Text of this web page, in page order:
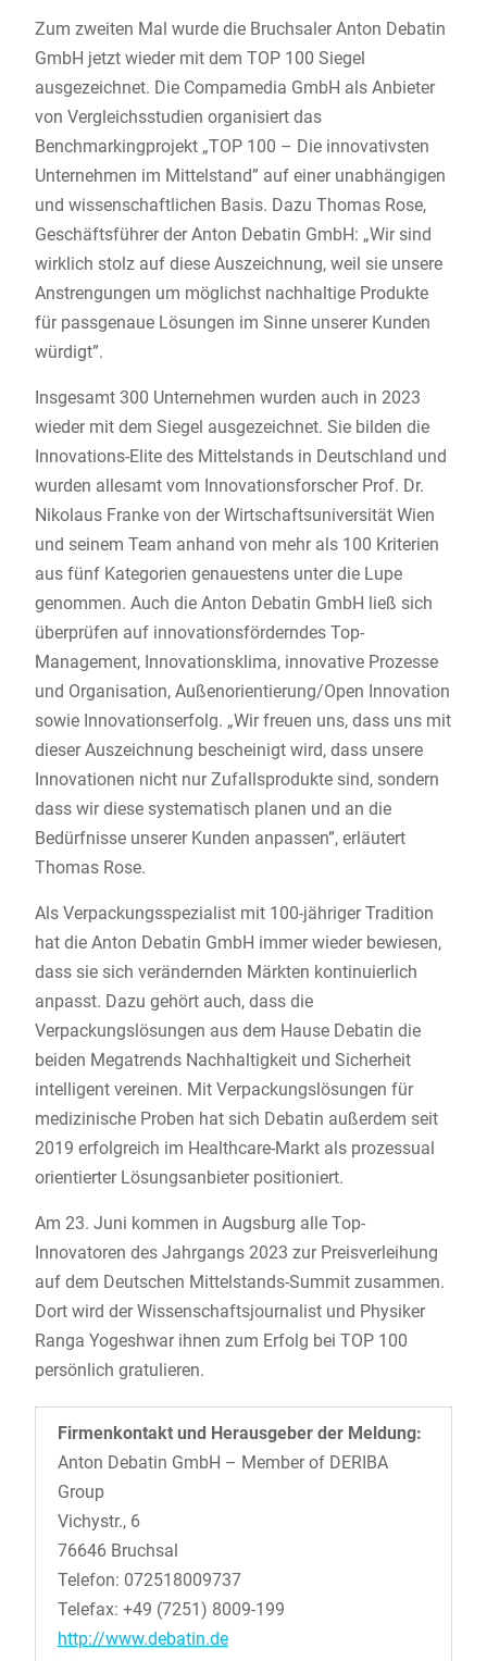
Zum zweiten Mal wurde die Bruchsaler Anton Debatin
GmbH jetzt wieder mit dem TOP 100 Siegel
ausgezeichnet. Die Compamedia GmbH als Anbieter
von Vergleichsstudien organisiert das
Benchmarkingprojekt „TOP 100 – Die innovativsten
Unternehmen im Mittelstand” auf einer unabhängigen
und wissenschaftlichen Basis. Dazu Thomas Rose,
Geschäftsführer der Anton Debatin GmbH: „Wir sind
wirklich stolz auf diese Auszeichnung, weil sie unsere
Anstrengungen um möglichst nachhaltige Produkte
für passgenaue Lösungen im Sinne unserer Kunden
würdigt”.
Insgesamt 300 Unternehmen wurden auch in 2023
wieder mit dem Siegel ausgezeichnet. Sie bilden die
Innovations-Elite des Mittelstands in Deutschland und
wurden allesamt vom Innovationsforscher Prof. Dr.
Nikolaus Franke von der Wirtschaftsuniversität Wien
und seinem Team anhand von mehr als 100 Kriterien
aus fünf Kategorien genauestens unter die Lupe
genommen. Auch die Anton Debatin GmbH ließ sich
überprüfen auf innovationsförderndes Top-
Management, Innovationsklima, innovative Prozesse
und Organisation, Außenorientierung/Open Innovation
sowie Innovationserfolg. „Wir freuen uns, dass uns mit
dieser Auszeichnung bescheinigt wird, dass unsere
Innovationen nicht nur Zufallsprodukte sind, sondern
dass wir diese systematisch planen und an die
Bedürfnisse unserer Kunden anpassen”, erläutert
Thomas Rose.
Als Verpackungsspezialist mit 100-jähriger Tradition
hat die Anton Debatin GmbH immer wieder bewiesen,
dass sie sich verändernden Märkten kontinuierlich
anpasst. Dazu gehört auch, dass die
Verpackungslösungen aus dem Hause Debatin die
beiden Megatrends Nachhaltigkeit und Sicherheit
intelligent vereinen. Mit Verpackungslösungen für
medizinische Proben hat sich Debatin außerdem seit
2019 erfolgreich im Healthcare-Markt als prozessual
orientierter Lösungsanbieter positioniert.
Am 23. Juni kommen in Augsburg alle Top-
Innovatoren des Jahrgangs 2023 zur Preisverleihung
auf dem Deutschen Mittelstands-Summit zusammen.
Dort wird der Wissenschaftsjournalist und Physiker
Ranga Yogeshwar ihnen zum Erfolg bei TOP 100
persönlich gratulieren.
Firmenkontakt und Herausgeber der Meldung:
Anton Debatin GmbH – Member of DERIBA
Group
Vichystr., 6
76646 Bruchsal
Telefon: 072518009737
Telefax: +49 (7251) 8009-199
http://www.debatin.de